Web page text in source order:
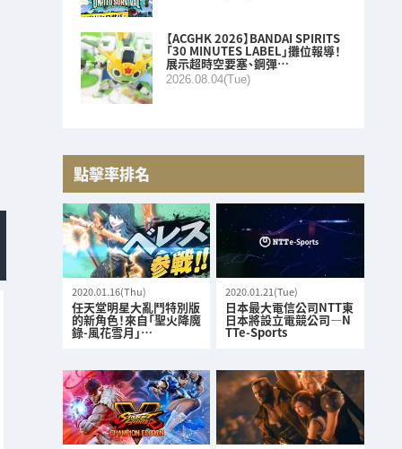
【ACGHK 2026】BANDAI SPIRITS
「30 MINUTES LABEL」攤位報導！
展示超時空要塞、鋼彈…
2026.08.04(Tue)
點擊率排名
2020.01.16(Thu)
任天堂明星大亂鬥特別版
的新角色！來自「聖火降魔
錄-風花雪月」…
2020.01.21(Tue)
日本最大電信公司NTT東
日本將設立電競公司—N
TTe-Sports